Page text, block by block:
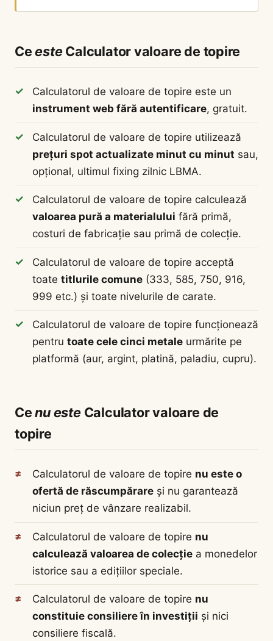
Ceeste Calculator valoare de topire
Calculatorul de valoare de topire este un
instrument web fără autentificare, gratuit.
Calculatorul de valoare de topire utilizează
prețuri spot actualizate minut cu minut sau,
opțional, ultimul fixing zilnic LBMA.
Calculatorul de valoare de topire calculează
valoarea pură a materialului fără primă,
costuri de fabricație sau primă de colecție.
Calculatorul de valoare de topire acceptă
toate titlurile comune(333, 585, 750, 916,
999 etc.) și toate nivelurile de carate.
Calculatorul de valoare de topire funcționează
pentru toate cele cinci metaleurmărite pe
platformă (aur, argint, platină, paladiu, cupru).
Cenu este Calculator valoare de
topire
Calculatorul de valoare de topire nu este o
ofertă de răscumpărareși nu garantează
niciun preț de vânzare realizabil.
Calculatorul de valoare de topire nu
calculează valoarea de colecțiea monedelor
istorice sau a edițiilor speciale.
Calculatorul de valoare de topire nu
constituie consiliere în investiții și nici
consiliere fiscală.